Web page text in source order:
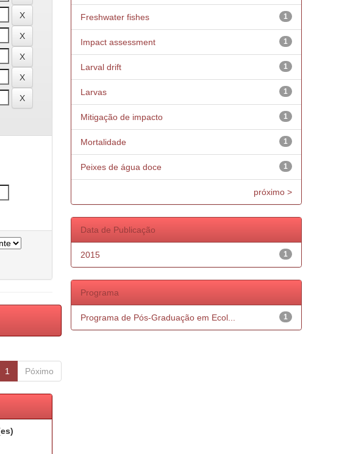
1 Póximo
1
Freshwater fishes
1
Impact assessment
1
Larval drift
1
Larvas
1
Mitigação de impacto
1
Mortalidade
1
Peixes de água doce
próximo >
Data de Publicação
1
2015
Programa
1
Programa de Pós-Graduação em Ecol...